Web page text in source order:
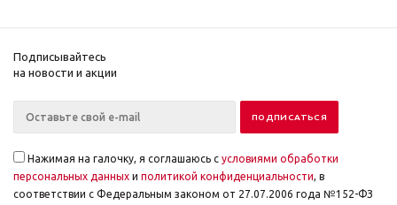
Подписывайтесь
на новости и акции
Нажимая на галочку, я соглашаюсь с условиями обработки
персональных данных и политикой конфиденциальности, в
соответствии с Федеральным законом от 27.07.2006 года №152-ФЗ